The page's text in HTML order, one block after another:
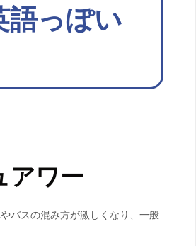
語っぽい
アワー
バスの混み方が激しくなり、一般